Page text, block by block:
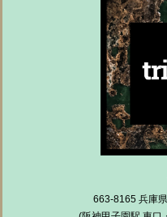
663-8165 兵庫